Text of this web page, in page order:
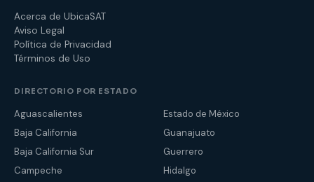
Acerca de UbicaSAT
Aviso Legal
Política de Privacidad
Términos de Uso
DIRECTORIO POR ESTADO
Aguascalientes
Baja California
Baja California Sur
Campeche
Estado de México
Guanajuato
Guerrero
Hidalgo